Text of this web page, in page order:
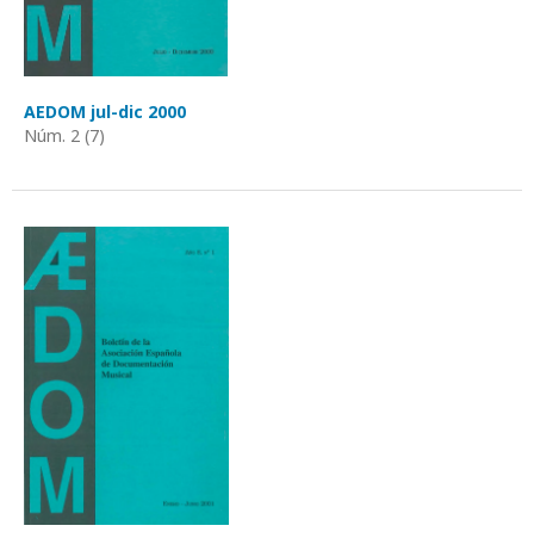
AEDOM jul-dic 2000
Núm. 2 (7)